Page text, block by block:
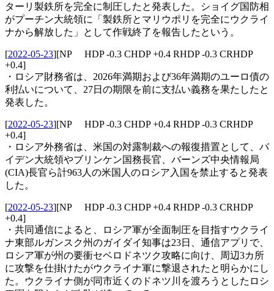
ターリ製鉄所を完全に制圧したと発表した。ショイグ国防相
がプーチン大統領に「製鉄所とマリウポリを完全にウクライ
ナから解放した」として作戦終了を報告したという。
[2022-05-23][NP HDP -0.3 CHDP +0.4 RHDP -0.3 CRHDP
+0.4]
・ロシア財務省は、2026年満期および36年満期のユーロ債の
利払いについて、27日の期限を前に支払い義務を果たしたと
発表した。
[2022-05-23][NP HDP -0.3 CHDP +0.4 RHDP -0.3 CRHDP
+0.4]
・ロシア外務省は、米国の対露制裁への報復措置として、バ
イデン大統領やブリンケン国務長官、バーンズ中央情報局
(CIA)長官ら計963人の米国人のロシア入国を禁止すると発表
した。
[2022-05-23][NP HDP -0.3 CHDP +0.4 RHDP -0.3 CRHDP
+0.4]
・共同通信によると、ロシア軍が全面制圧を目指すウクライ
ナ東部ルガンスク州のガイダイ知事は23日、通信アプリで、
ロシア軍が州の要衝セベロドネツク攻略に向け、周辺3カ所
に攻撃を仕掛けたがウクライナ軍に撃退されたと明らかにし
た。ウクライナ側が同市近くのドネツ川を渡ろうとしたロシ